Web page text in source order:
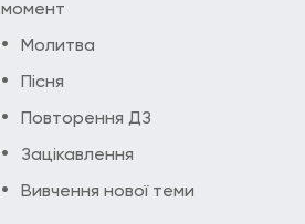
момент
Молитва
Пісня
Повторення ДЗ
Зацікавлення
Вивчення нової теми